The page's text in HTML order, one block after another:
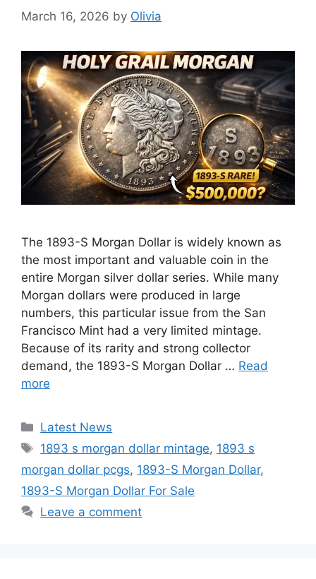
March 16, 2026 by Olivia
The 1893-S Morgan Dollar is widely known as
the most important and valuable coin in the
entire Morgan silver dollar series. While many
Morgan dollars were produced in large
numbers, this particular issue from the San
Francisco Mint had a very limited mintage.
Because of its rarity and strong collector
demand, the 1893-S Morgan Dollar … Read
more
Categories
Latest News
Tags
1893 s morgan dollar mintage, 1893 s
morgan dollar pcgs, 1893-S Morgan Dollar,
1893-S Morgan Dollar For Sale
Leave a comment